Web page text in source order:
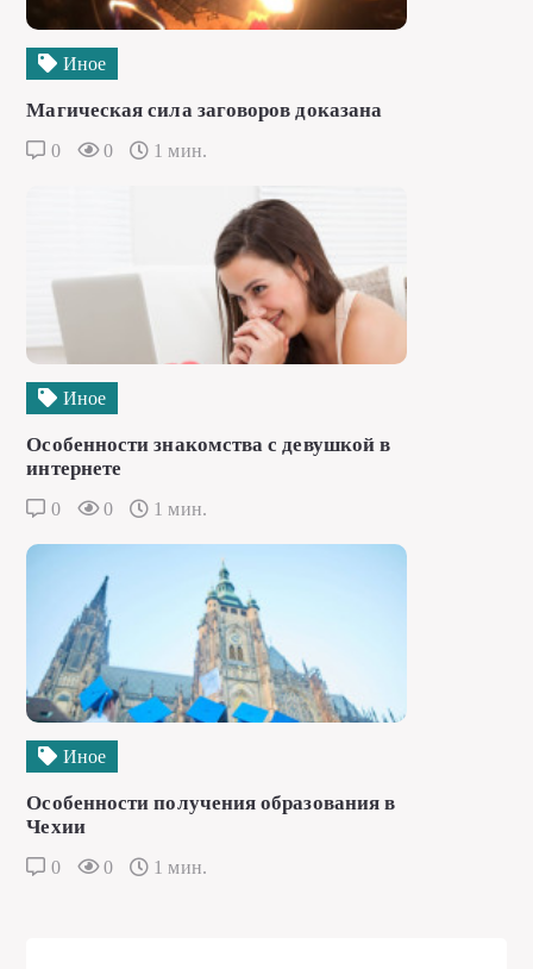
Иное
Магическая сила заговоров доказана
0 0 1 мин.
Иное
Особенности знакомства с девушкой в
интернете
0 0 1 мин.
Иное
Особенности получения образования в
Чехии
0 0 1 мин.